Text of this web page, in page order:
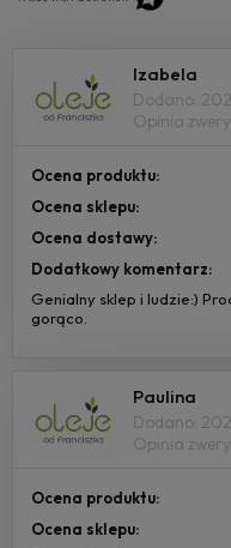
Izabela
Dodano:
Opinia
Ocena produktu:
Ocena sklepu:
Ocena dostawy:
Dodatkowy komentarz:
Genialny sklep i ludzie:)
gorąco.
Paulina
Dodano:
Opinia
Ocena produktu:
Ocena sklepu: